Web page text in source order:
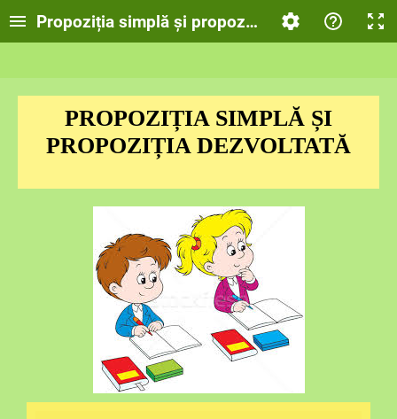
Propoziția simplă și propoziția dezvoltată
PROPOZIȚIA SIMPLĂ ȘI
PROPOZIȚIA DEZVOLTATĂ